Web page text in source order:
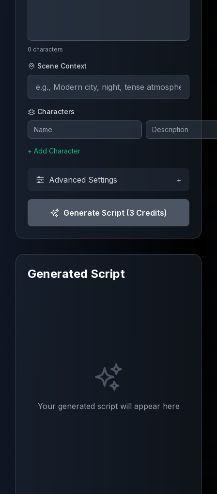
0 characters
Scene Context
Characters
+ Add Character
Advanced Settings +
Generate Script (3 Credits)
Generated Script
Your generated script will appear here